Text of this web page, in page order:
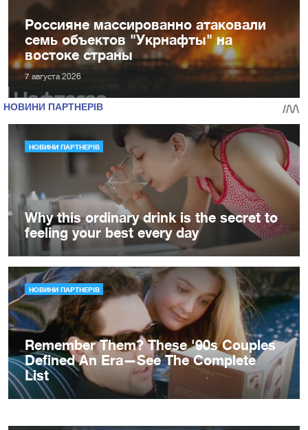
Россияне массированно атаковали
семь объектов "Укрнафты" на
востоке страны
7 августа 2026